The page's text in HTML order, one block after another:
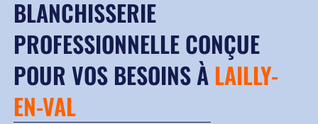
BLANCHISSERIE
PROFESSIONNELLE CONÇUE
POUR VOS BESOINS À LAILLY-
EN-VAL